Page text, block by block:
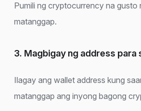
Pumili ng cryptocurrency na gusto
matanggap.
3. Magbigay ng address para
Ilagay ang wallet address kung
matanggap ang inyong bagong